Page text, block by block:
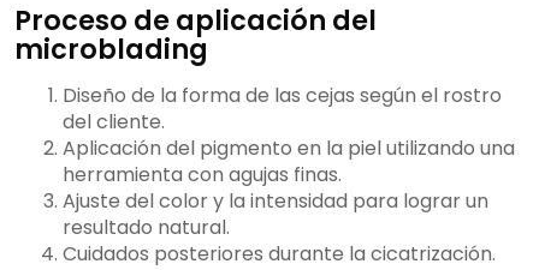
Proceso de aplicación del
microblading
Diseño de la forma de las cejas según el rostro
del cliente.
Aplicación del pigmento en la piel utilizando una
herramienta con agujas finas.
Ajuste del color y la intensidad para lograr un
resultado natural.
Cuidados posteriores durante la cicatrización.